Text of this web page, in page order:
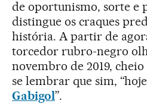
de oportunismo, sorte e
distingue os craques
história. A partir de
torcedor rubro-negro
novembro de 2019,
se lembrar que sim,
Gabigol”.